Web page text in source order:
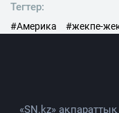
Тегтер:
#Америка #жекпе-
«SN.kz»